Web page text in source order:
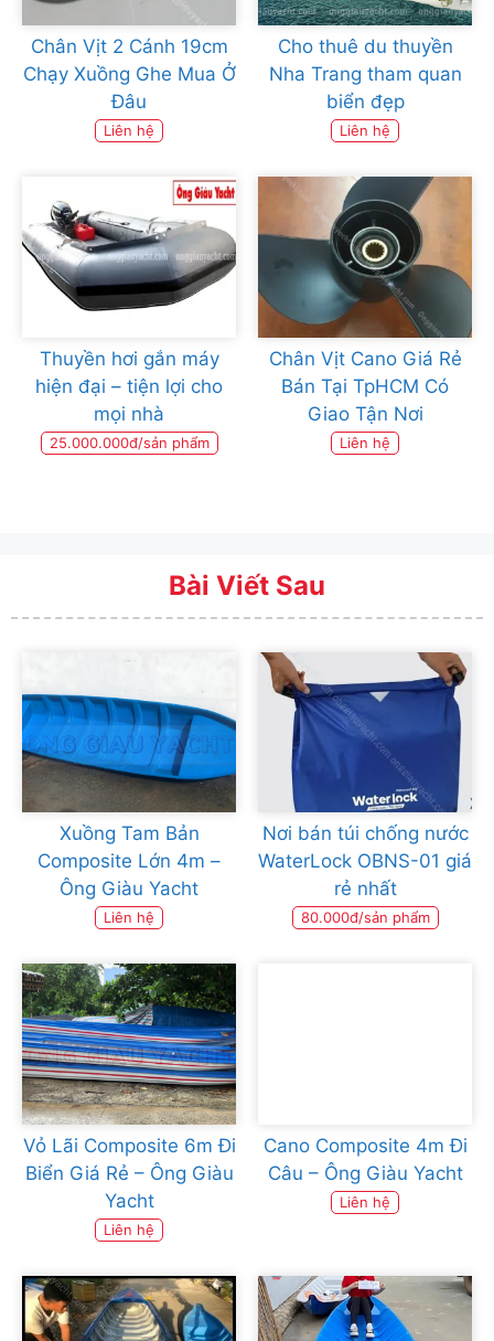
Chân Vịt 2 Cánh 19cm
Chạy Xuồng Ghe Mua Ở
Đâu
Liên hệ
Cho thuê du thuyền
Nha Trang tham quan
biển đẹp
Liên hệ
Thuyền hơi gắn máy
hiện đại – tiện lợi cho
mọi nhà
25.000.000đ/sản phẩm
Chân Vịt Cano Giá Rẻ
Bán Tại TpHCM Có
Giao Tận Nơi
Liên hệ
Bài Viết Sau
Xuồng Tam Bản
Composite Lớn 4m –
Ông Giàu Yacht
Liên hệ
Nơi bán túi chống nước
WaterLock OBNS-01 giá
rẻ nhất
80.000đ/sản phẩm
Vỏ Lãi Composite 6m Đi
Biển Giá Rẻ – Ông Giàu
Yacht
Liên hệ
Cano Composite 4m Đi
Câu – Ông Giàu Yacht
Liên hệ